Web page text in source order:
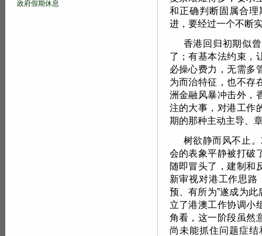
政府假期休息
和正确判断固属合
进，要经过一个不断
香港回归初期似
了；有基本法约束，
必操心费力，无需多
为而治特征，也不存
洲金融风暴冲击外，
注的大事，对港工作
期的那种主动主导、
树欲静而风不止
会的表象平静被打破
随即冒头了，建制和
新审视对港工作思路
预、有所为”遂成为
立了港澳工作协调小
角看，这一阶段虽然
尚未能抓住问题症